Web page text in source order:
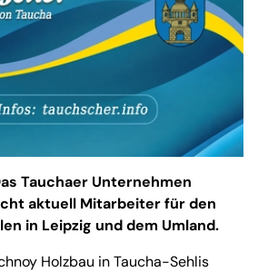
Tauchaer Unternehmen
aktuell Mitarbeiter für den
in Leipzig und dem Umland.
Holzbau in Taucha-Sehlis